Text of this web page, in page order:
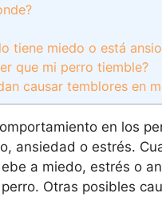
tiene miedo o está
que mi perro tiemble?
causar temblores en
en los
ansiedad o estrés.
a miedo, estrés o
Otras posibles